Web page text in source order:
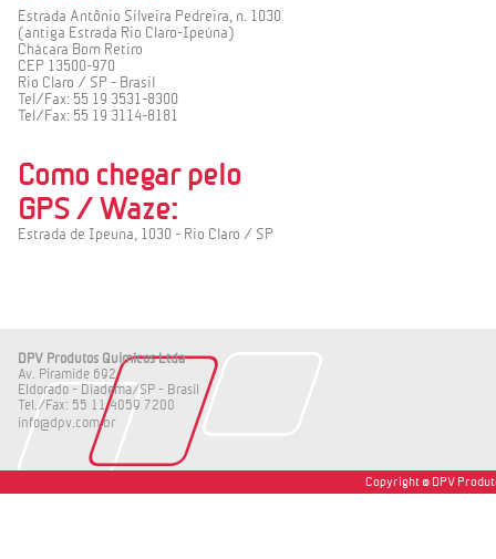
Estrada Antônio Silveira Pedreira, n. 1030
(antiga Estrada Rio Claro-Ipeúna)
Chácara Bom Retiro
CEP 13500-970
Rio Claro / SP - Brasil
Tel/Fax: 55 19 3531-8300
Tel/Fax: 55 19 3114-8181
Como chegar pelo
GPS / Waze:
Estrada de Ipeuna, 1030 - Rio Claro / SP
DPV Produtos Quimicos Ltda
Av. Piramide 692
Eldorado - Diadema/SP - Brasil
Tel./Fax: 55 11 4059 7200
info@dpv.com.br
Copyright © DPV